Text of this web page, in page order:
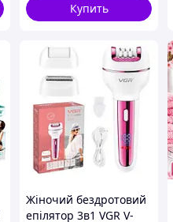
Купить
Жіночий бездротовий
епілятор 3в1 VGR V-